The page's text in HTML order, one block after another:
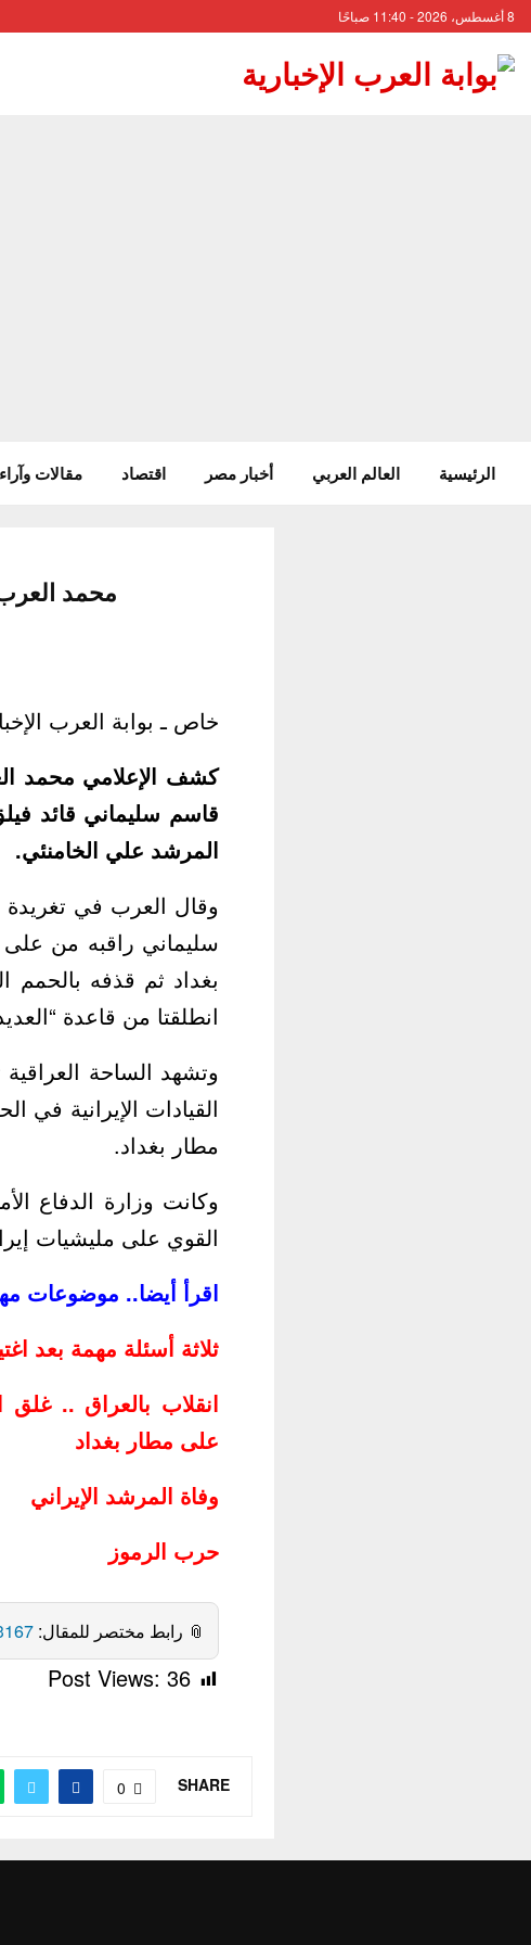
8 أغسطس، 2026 - 11:40 صباحًا
الرئيسية العالم العربي أخبار مصر اقتصاد مقالات وآراء
محمد
خاص ـ بوابة العرب
كشف الإعلامي محمد
قاسم سليماني قائد
المرشد علي الخامنئي.
وقال العرب في
انطلقتا من قاعدة “العديد” في قطر تبعد (1100
وتشهد الساحة
القيادات الإيرانية
مطار بغداد.
وكانت وزارة الدفاع
القوي على مليشيات
اقرأ أيضا.. موضوعات
ثلاثة أسئلة مهمة بعد
انقلاب بالعراق .. غلق
على مطار بغداد
وفاة المرشد الإيراني
حرب الرموز
📎 رابط مختصر للمقال:
Post Views: 36
SHARE
0